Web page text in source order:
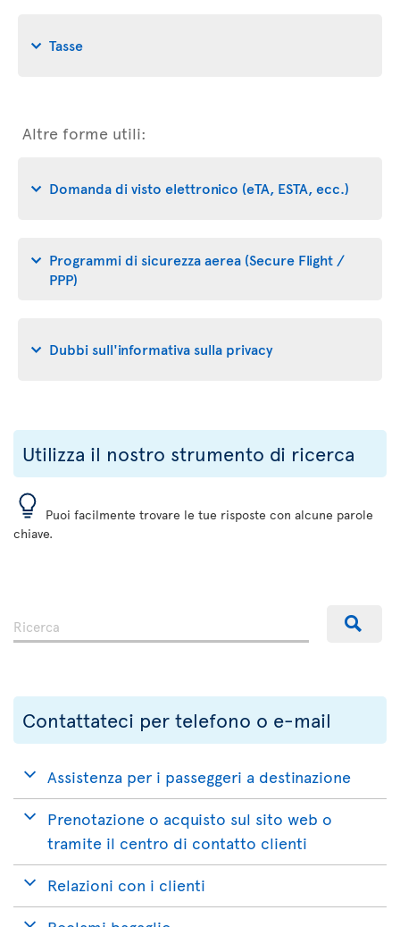
Tasse
Altre forme utili:
Domanda di visto elettronico (eTA, ESTA, ecc.)
Programmi di sicurezza aerea (Secure Flight /
PPP)
Dubbi sull'informativa sulla privacy
Utilizza il nostro strumento di ricerca
Puoi facilmente trovare le tue risposte con alcune parole
chiave.
Contattateci per telefono o e-mail
Assistenza per i passeggeri a destinazione
Prenotazione o acquisto sul sito web o
tramite il centro di contatto clienti
Relazioni con i clienti